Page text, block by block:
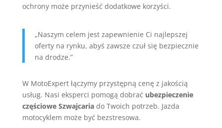
ochrony może przynieść dodatkowe korzyści.
„Naszym celem jest zapewnienie Ci najlepszej
oferty na rynku, abyś zawsze czuł się bezpiecznie
na drodze.”
W MotoExpert łączymy przystępną cenę z jakością
usług. Nasi eksperci pomogą dobrać ubezpieczenie
częściowe Szwajcariado Twoich potrzeb. Jazda
motocyklem może być bezstresowa.